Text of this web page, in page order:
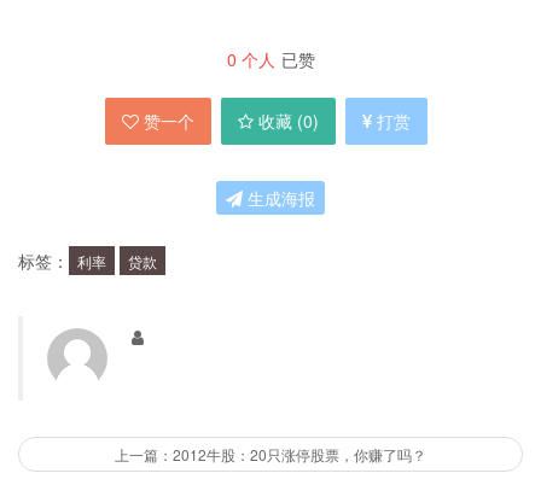
行、农业银行、建设银行等大型银行的首套房利率
均为4.9%，二套房利率在5.4%左右，而招商银
行、兴业银行等较小型银行的首套房利率则在
企业贷款利率
企业贷款利率是针对企业客户推出的一种贷款产
品，主要包括流动资金贷款、投资性贷款等。在
以流动资金贷款为例，中国银行、工商银行、农业
0 个人 已赞
赞一个 收藏 (0) 打赏
生成海报
标签： 利率 贷款
上一篇：2012牛股：20只涨停股票，你赚了吗？